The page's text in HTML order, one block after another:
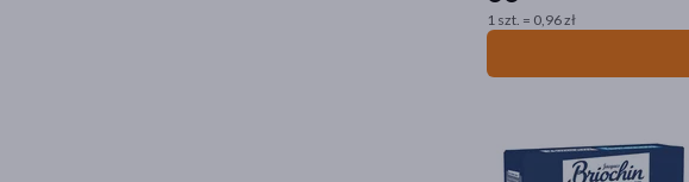
1 szt. = 0,96 zł